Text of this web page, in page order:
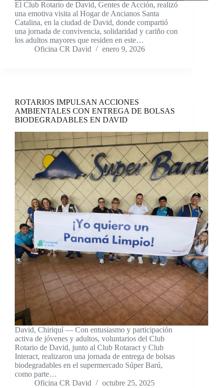
El Club Rotario de David, Gentes de Acción, realizó
una emotiva visita al Hogar de Ancianos Santa
Catalina, en la ciudad de David, donde compartió
una jornada de convivencia, solidaridad y cariño con
los adultos mayores que residen en este…
Oficina CR David
enero 9, 2026
ROTARIOS IMPULSAN ACCIONES
AMBIENTALES CON ENTREGA DE BOLSAS
BIODEGRADABLES EN DAVID
David, Chiriquí — Con entusiasmo y participación
activa de jóvenes y adultos, voluntarios del Club
Rotario de David, junto al Club Rotaract y Club
Interact, realizaron una jornada de entrega de bolsas
biodegradables en el supermercado Súper Barú,
como parte…
Oficina CR David
octubre 25, 2025